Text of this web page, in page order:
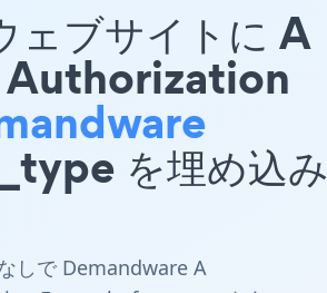
ェブサイトに A
を埋め込み
しで Demandware A